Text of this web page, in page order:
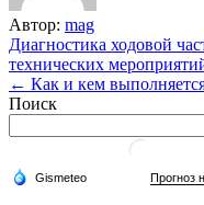
Автор: mag
Навигация
по
записям
Диагностика ходовой
технических
← Как и кем
Поиск